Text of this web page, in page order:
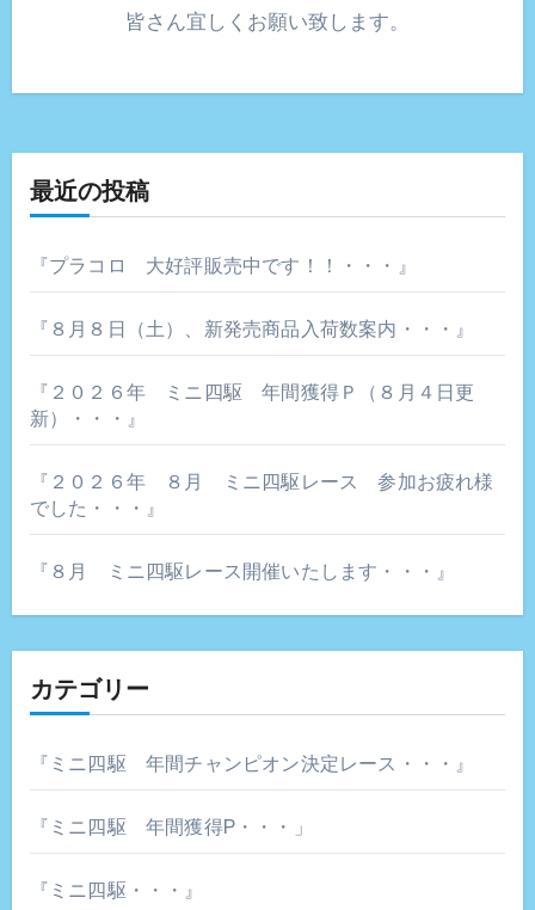
皆さん宜しくお願い致します。
最近の投稿
『プラコロ 大好評販売中です！！・・・』
『８月８日（土）、新発売商品入荷数案内・・・』
『２０２６年 ミニ四駆 年間獲得Ｐ（８月４日更
新）・・・』
『２０２６年 ８月 ミニ四駆レース 参加お疲れ様
でした・・・』
『８月 ミニ四駆レース開催いたします・・・』
カテゴリー
『ミニ四駆 年間チャンピオン決定レース・・・』
『ミニ四駆 年間獲得P・・・」
『ミニ四駆・・・』